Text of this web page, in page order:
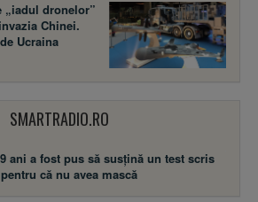
„iadul dronelor”
Chinei.
Ucraina
SMARTRADIO.RO
ani a fost pus să susţină un test scris
că nu avea mască